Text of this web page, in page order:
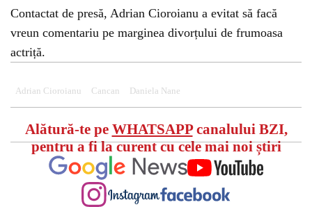
Contactat de presă, Adrian Cioroianu a evitat să facă
vreun comentariu pe marginea divorțului de frumoasa
actriță.
Adrian Cioroianu Cancan Daniela Nane
Alătură-te pe WHATSAPPcanalului BZI,
pentru a fi la curent cu cele mai noi știri